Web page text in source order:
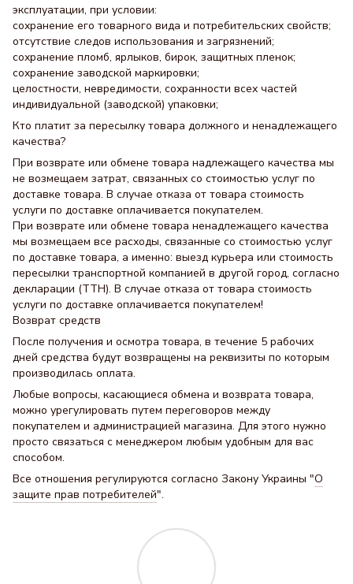
эксплуатации, при условии:
сохранение его товарного вида и потребительских свойств;
отсутствие следов использования и загрязнений;
сохранение пломб, ярлыков, бирок, защитных пленок;
сохранение заводской маркировки;
целостности, невредимости, сохранности всех частей
индивидуальной (заводской) упаковки;
Кто платит за пересылку товара должного и ненадлежащего
качества?
При возврате или обмене товара надлежащего качества мы
не возмещаем затрат, связанных со стоимостью услуг по
доставке товара. В случае отказа от товара стоимость
услуги по доставке оплачивается покупателем.
При возврате или обмене товара ненадлежащего качества
мы возмещаем все расходы, связанные со стоимостью услуг
по доставке товара, а именно: выезд курьера или стоимость
пересылки транспортной компанией в другой город, согласно
декларации (ТТН). В случае отказа от товара стоимость
услуги по доставке оплачивается покупателем!
Возврат средств
После получения и осмотра товара, в течение 5 рабочих
дней средства будут возвращены на реквизиты по которым
производилась оплата.
Любые вопросы, касающиеся обмена и возврата товара,
можно урегулировать путем переговоров между
покупателем и администрацией магазина. Для этого нужно
просто связаться с менеджером любым удобным для вас
способом.
Все отношения регулируются согласно Закону Украины "О
защите прав потребителей".